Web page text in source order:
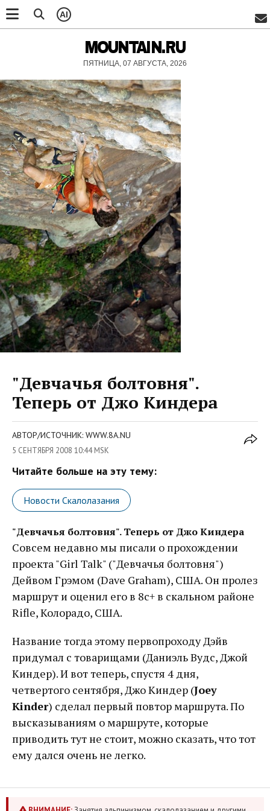
AI
MOUNTAIN.RU
ПЯТНИЦА, 07 АВГУСТА, 2026
"Девчачья болтовня".
Теперь от Джо Киндера
АВТОР/ИСТОЧНИК: WWW.8A.NU
5 СЕНТЯБРЯ 2008 10:44 MSK
Читайте больше на эту тему:
Новости Скалолазания
"Девчачья болтовня". Теперь от Джо Киндера
Совсем недавно мы писали о прохождении
проекта "Girl Talk" ("Девчачья болтовня")
Дейвом Грэмом (Dave Graham), США. Он пролез
маршрут и оценил его в 8с+ в скальном районе
Rifle, Колорадо, США.
Название тогда этому первопроходу Дэйв
придумал с товарищами (Даниэль Вудс, Джой
Киндер). И вот теперь, спустя 4 дня,
четвертого сентября, Джо Киндер (Joey
Kinder) сделал первый повтор маршрута. По
высказываниям о маршруте, которые
приводить тут не стоит, можно сказать, что тот
ему дался очень не легко.